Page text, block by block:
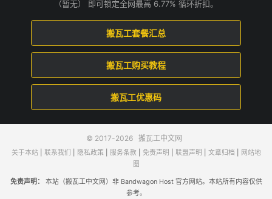
（暂无） 即可锁定全网最高 6.77% 循环折扣。
搬瓦工套餐汇总
搬瓦工购买教程
搬瓦工优惠码
© 2017-2026 搬瓦工中文网
关于本站| 联系我们 隐私政策 服务条款 免责声明 联盟声明 文章归档
网站地
图
免责声明：
本站（搬瓦工中文网）非 Bandwagon Host 官方网站。本站所有内容仅供
参考。